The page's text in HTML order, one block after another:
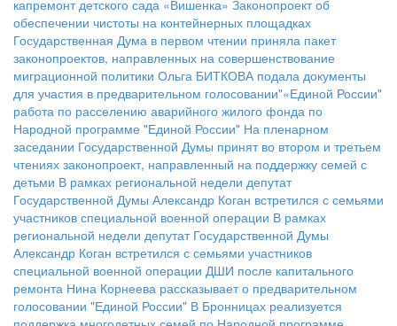
капремонт детского сада «Вишенка» Законопроект об
обеспечении чистоты на контейнерных площадках
Государственная Дума в первом чтении приняла пакет
законопроектов, направленных на совершенствование
миграционной политики Ольга БИТКОВА подала документы
для участия в предварительном голосовании"«Единой России"
работа по расселению аварийного жилого фонда по
Народной программе "Единой России" На пленарном
заседании Государственной Думы принят во втором и третьем
чтениях законопроект, направленный на поддержку семей с
детьми В рамках региональной недели депутат
Государственной Думы Александр Коган встретился с семьями
участников специальной военной операции В рамках
региональной недели депутат Государственной Думы
Александр Коган встретился с семьями участников
специальной военной операции ДШИ после капитального
ремонта Нина Корнеева рассказывает о предварительном
голосовании "Единой России" В Бронницах реализуется